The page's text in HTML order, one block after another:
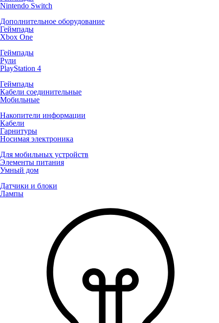
Nintendo Switch
Дополнительное оборудование
Геймпады
Xbox One
Геймпады
Рули
PlayStation 4
Геймпады
Кабели соединительные
Мобильные
Накопители информации
Кабели
Гарнитуры
Носимая электроника
Для мобильных устройств
Элементы питания
Умный дом
Датчики и блоки
Лампы